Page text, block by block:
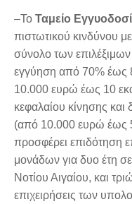
–Το Ταμείο
πιστωτικού κινδύνου
σύνολο των
εγγύηση από 70% έως
10.000 ευρώ έως 10
κεφαλαίου κίνησης
(από 10.000 ευρώ έως
προσφέρει επιδότηση
μονάδων για δυο έτη σε
Νοτίου Αιγαίου, και
επιχειρήσεις των